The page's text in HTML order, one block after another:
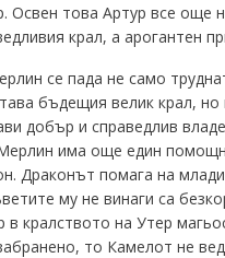
Освен това Артур все още
крал, а арогантен
се пада не само
бъдещия велик крал, но
добър и справедлив
има още един
Драконът помага на
му не винаги са
в кралството на Утер
то Камелот не